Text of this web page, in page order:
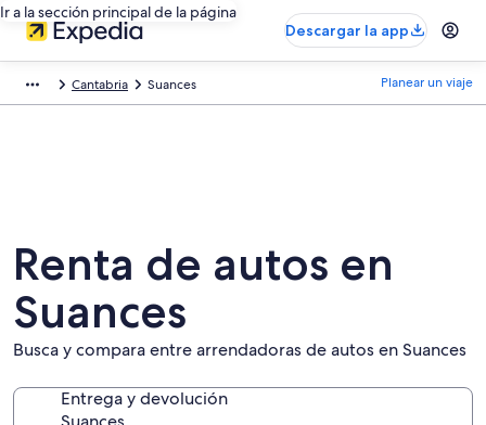
Ir a la sección principal de la página
Descargar la app
Cantabria Suances Planear un viaje
Renta de autos en
Suances
Busca y compara entre arrendadoras de autos en Suances
Entrega y devolución